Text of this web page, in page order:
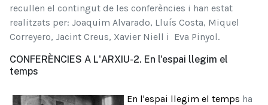
recullen el contingut de les conferències i han estat
realitzats per: Joaquim Alvarado, Lluís Costa, Miquel
Correyero, Jacint Creus, Xavier Niell i Eva Pinyol.
CONFERÈNCIES A L'ARXIU-2. En l'espai llegim el
temps
En l'espai llegim el temps ha